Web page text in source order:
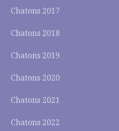
Chatons 2017
Chatons 2018
Chatons 2019
Chatons 2020
Chatons 2021
Chatons 2022